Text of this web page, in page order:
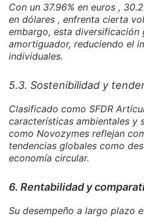
Con un 37.96% en euros ,
en dólares , enfrenta cierta
embargo, esta
amortiguador, reduciendo el
individuales.
5.3. Sostenibilidad y
Clasificado como SFDR
características ambientales y
como Novozymes reflejan
tendencias globales como
economía circular.
6. Rentabilidad y
Su desempeño a largo plazo